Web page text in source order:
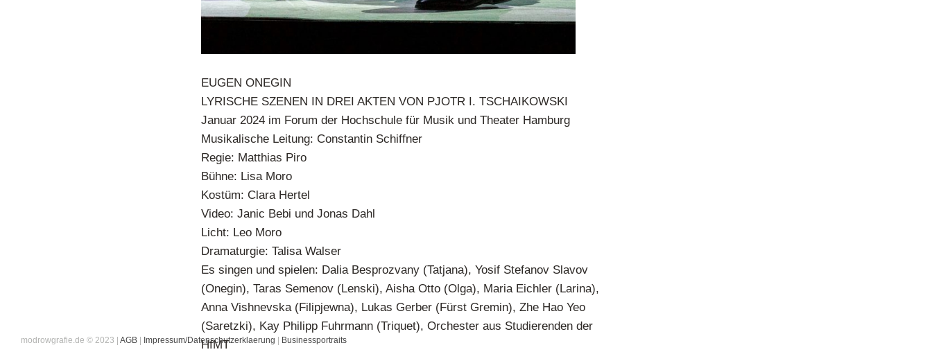
EUGEN ONEGIN
LYRISCHE SZENEN IN DREI AKTEN VON PJOTR I. TSCHAIKOWSKI
Januar 2024 im Forum der Hochschule für Musik und Theater Hamburg
Musikalische Leitung: Constantin Schiffner
Regie: Matthias Piro
Bühne: Lisa Moro
Kostüm: Clara Hertel
Video: Janic Bebi und Jonas Dahl
Licht: Leo Moro
Dramaturgie: Talisa Walser
Es singen und spielen: Dalia Besprozvany (Tatjana), Yosif Stefanov Slavov
(Onegin), Taras Semenov (Lenski), Aisha Otto (Olga), Maria Eichler (Larina),
Anna Vishnevska (Filipjewna), Lukas Gerber (Fürst Gremin), Zhe Hao Yeo
(Saretzki), Kay Philipp Fuhrmann (Triquet), Orchester aus Studierenden der
HfMT
modrowgrafie.de © 2023 | AGB| Impressum/Datenschutzerklaerung Businessportraits